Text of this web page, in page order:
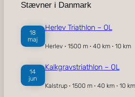
Stævner i Danmark
18
maj
Herlev Triathlon – OL
Herlev ⋅ 1500 m ⋅ 40 km ⋅ 10 km
14
jun
Kalkgravstriathlon – OL
Kalstrup ⋅ 1500 m ⋅ 40 km ⋅ 10 km